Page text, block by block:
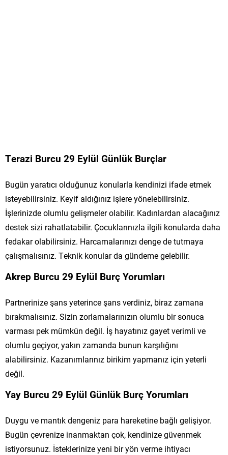
Terazi Burcu 29 Eylül Günlük Burçlar
Bugün yaratıcı olduğunuz konularla kendinizi ifade etmek
isteyebilirsiniz. Keyif aldığınız işlere yönelebilirsiniz.
İşlerinizde olumlu gelişmeler olabilir. Kadınlardan alacağınız
destek sizi rahatlatabilir. Çocuklarınızla ilgili konularda daha
fedakar olabilirsiniz. Harcamalarınızı denge de tutmaya
çalışmalısınız. Teknik konular da gündeme gelebilir.
Akrep Burcu 29 Eylül Burç Yorumları
Partnerinize şans yeterince şans verdiniz, biraz zamana
bırakmalısınız. Sizin zorlamalarınızın olumlu bir sonuca
varması pek mümkün değil. İş hayatınız gayet verimli ve
olumlu geçiyor, yakın zamanda bunun karşılığını
alabilirsiniz. Kazanımlarınız birikim yapmanız için yeterli
değil.
Yay Burcu 29 Eylül Günlük Burç Yorumları
Duygu ve mantık dengeniz para hareketine bağlı gelişiyor.
Bugün çevrenize inanmaktan çok, kendinize güvenmek
istiyorsunuz. İsteklerinize yeni bir yön verme ihtiyacı